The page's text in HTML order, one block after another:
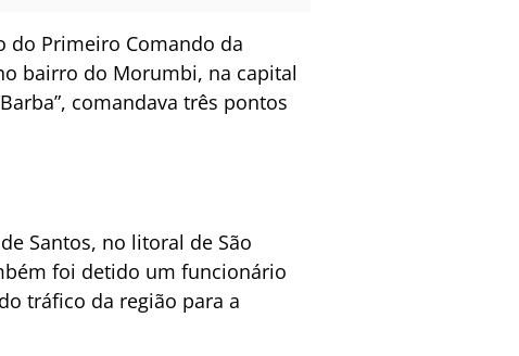
do Primeiro Comando da
bairro do Morumbi, na capital
comandava três pontos
Santos, no litoral de São
foi detido um funcionário
tráfico da região para a